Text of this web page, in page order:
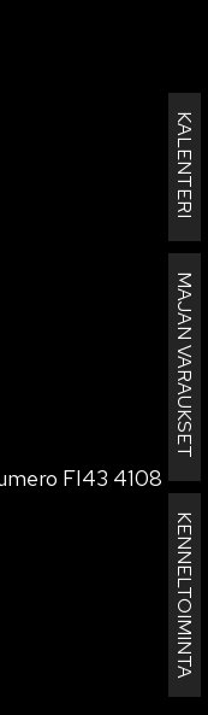
KALENTERI
MAJAN VARAUKSET
KENNELTOIMINTA
FI43 4108